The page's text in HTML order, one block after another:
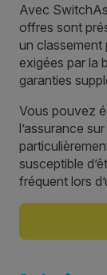
Avec
offres sont
un classement
exigées par la
garanties
Vous pouvez
l’assurance
susceptible
fréquent lors